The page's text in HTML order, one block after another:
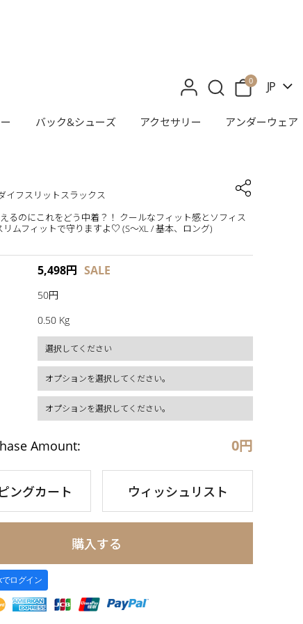
0 JP
バック&シューズ アクセサリー アンダーウェア
イフスリットスラックス
るのにこれをどう中着？！ クールなフィット感とソフィス
リムフィットで守りますよ♡ (S～XL / 基本、ロング)
5,498円 SALE
50円
0.50 Kg
Amount: 0円
ングカート ウィッシュリスト
購入する
でログイン